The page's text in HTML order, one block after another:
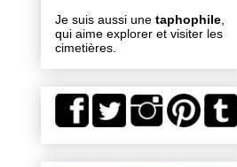
Je suis aussi une taphophile
qui aime explorer et visiter les
cimetières.